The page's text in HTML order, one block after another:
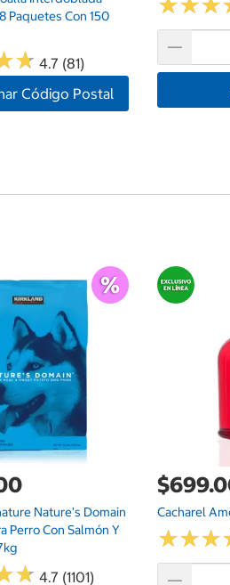
Paquetes Con 150
★
★ 4.7 (81)
Código Postal
★★★
★★★
Nature's Domain
Perro Con Salmón Y
★
★ 4.7 (1101)
Cacharel
★★★
★★★